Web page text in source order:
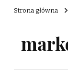
Strona główna